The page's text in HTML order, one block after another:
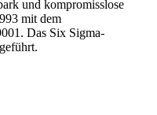
und kompromisslose
mit dem
Das Six Sigma-